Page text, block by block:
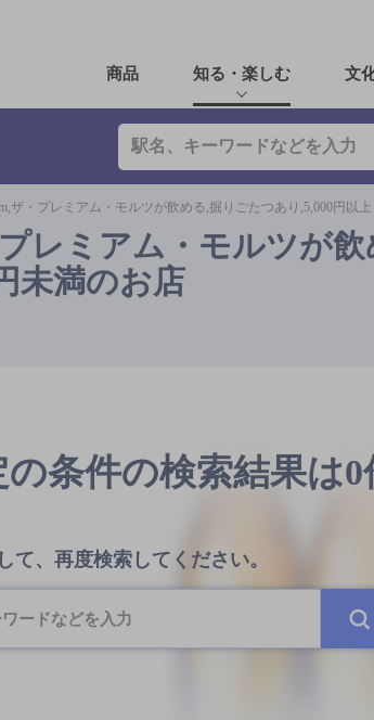
商品 知る・楽しむ 文
ザ・プレミアム・モルツが飲める,掘りごたつあり,5,000円以
レミアム・モルツが
未満のお店
の条件の検索結果は0
て、再度検索してください。